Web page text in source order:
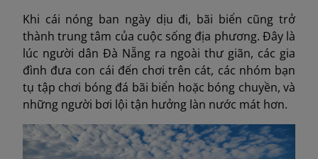
Khi cái nóng ban ngày dịu đi, bãi biển cũng trở
thành trung tâm của cuộc sống địa phương. Đây là
lúc người dân Đà Nẵng ra ngoài thư giãn, các gia
đình đưa con cái đến chơi trên cát, các nhóm bạn
tụ tập chơi bóng đá bãi biển hoặc bóng chuyền, và
những người bơi lội tận hưởng làn nước mát hơn.